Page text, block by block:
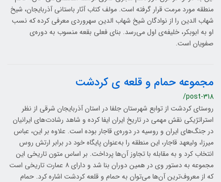
منطقه مورد مرمت قرار گرفته است. مولف کتاب آثار باستانی آذربایجان، شیخ
شهاب الدین را از نوادگان شیخ شهاب الدین سهروردی معرفی کرده که نسب
او به ابوبکر، خلیفه‌ی اول می‌رسد. بنای فعلی بقعه منسوب به دوره‌ی
صفویان است.
مجموعه حمام و قلعه ی کردشت
/post-318
روستای کردشت از توابع شهرستان جلفا در استان آذربایجان شرقی از نظر
استراتژیکی نقش مهمی در تاریخ ایران ایفا کرده و شاهد رشادت‌های ایرانیان
در جنگ‌های ایران و روسیه در دوره‌ی قاجار بوده است. علاوه بر این، عباس
میرزا، ولیعهد قاجار، این منطقه را به‌عنوان پایگاه خود در برابر ارتش روس
انتخاب کرد و به مقابله با تجاوز آن‌ها پرداخت. بر اساس متون تاریخی این
مجموعه به دستور وی در همین دوران بنا شد و دارای ۸ عمارت تاریخی است
که از معروف‌ترین آن‌ها می‌توان به حمام و قلعه کردشت اشاره کرد. حمام